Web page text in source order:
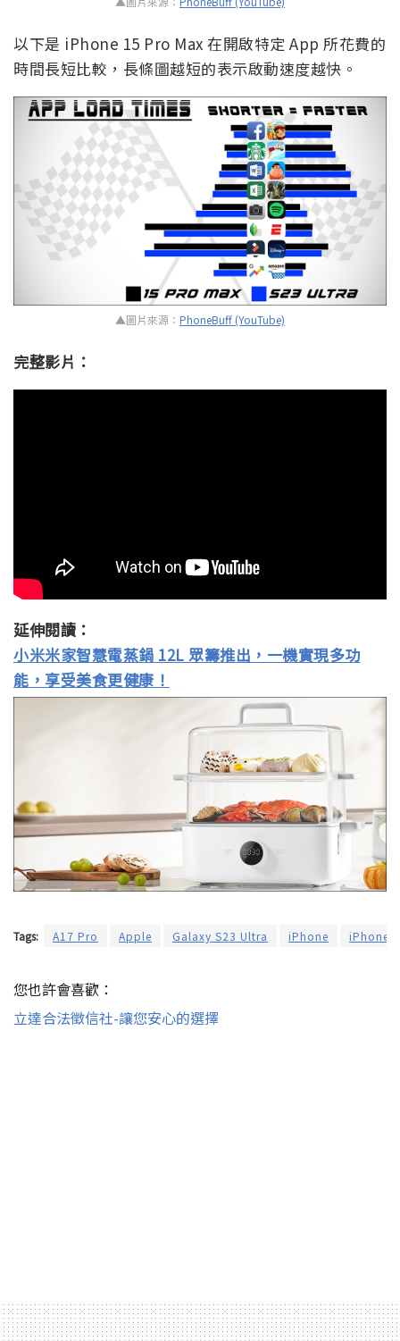
以下是 iPhone 15 Pro Max 在開啟特定 App 所花費的
時間長短比較，長條圖越短的表示啟動速度越快。
▲圖片來源： PhoneBuff (YouTube)
完整影片：
延伸閱讀：
小米米家智慧電蒸鍋 12L 眾籌推出，一機實現多功
能，享受美食更健康！
Tags: A17 Pro Apple Galaxy S23 Ultra iPhone iPhone
您也許會喜歡：
立達合法徵信社-讓您安心的選擇